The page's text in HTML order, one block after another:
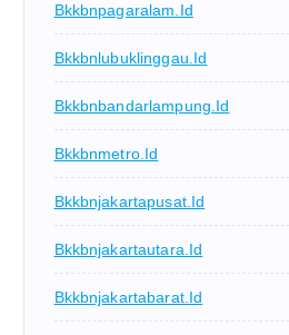
Bkkbnpagaralam.id
Bkkbnlubuklinggau.id
Bkkbnbandarlampung.id
Bkkbnmetro.id
Bkkbnjakartapusat.id
Bkkbnjakartautara.id
Bkkbnjakartabarat.id